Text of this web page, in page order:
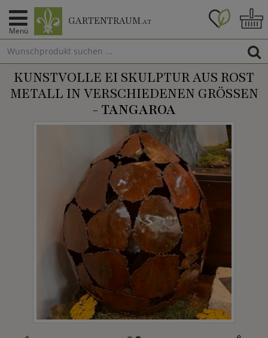
Menü
GARTENTRAUM.AT
KUNSTVOLLE EI SKULPTUR AUS ROST
METALL IN VERSCHIEDENEN GRÖSSEN -
TANGAROA